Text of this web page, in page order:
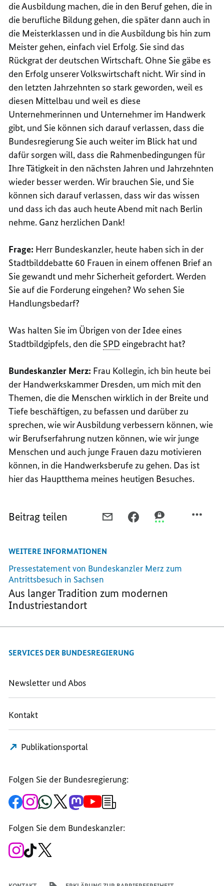
die Ausbildung machen, die in den Beruf gehen, die in
die berufliche Bildung gehen, die später dann auch in
die Meisterklassen und in die Ausbildung bis hin zum
Meister gehen, einfach viel Erfolg. Sie sind das
Rückgrat der deutschen Wirtschaft. Ohne Sie gäbe es
den Erfolg unserer Volkswirtschaft nicht. Wir sind in
den letzten Jahrzehnten so stark geworden, weil es
diesen Mittelbau und weil es diese
Unternehmerinnen und Unternehmer im Handwerk
gibt, und Sie können sich darauf verlassen, dass die
Bundesregierung Sie auch weiter im Blick hat und
dafür sorgen will, dass die Rahmenbedingungen für
Ihre Tätigkeit in den nächsten Jahren und Jahrzehnten
wieder besser werden. Wir brauchen Sie, und Sie
können sich darauf verlassen, dass wir das wissen
und dass ich das auch heute Abend mit nach Berlin
nehme. Ganz herzlichen Dank!
Frage: Herr Bundeskanzler, heute haben sich in der
Stadtbilddebatte 60 Frauen in einem offenen Brief an
Sie gewandt und mehr Sicherheit gefordert. Werden
Sie auf die Forderung eingehen? Wo sehen Sie
Handlungsbedarf?
Was halten Sie im Übrigen von der Idee eines
Stadtbildgipfels, den die SPD eingebracht hat?
Bundeskanzler Merz: Frau Kollegin, ich bin heute bei
der Handwerkskammer Dresden, um mich mit den
Themen, die die Menschen wirklich in der Breite und
Tiefe beschäftigen, zu befassen und darüber zu
sprechen, wie wir Ausbildung verbessern können, wie
wir Berufserfahrung nutzen können, wie wir junge
Menschen und auch junge Frauen dazu motivieren
können, in die Handwerksberufe zu gehen. Das ist
hier das Hauptthema meines heutigen Besuches.
Beitrag teilen
HANDWERK
ARBEITGEBER,
DIE
ALS
AUSBILDER
WEITERE INFORMATIONEN
Pressestatement von Bundeskanzler Merz zum
Antrittsbesuch in Sachsen
Aus langer Tradition zum modernen
Industriestandort
SERVICES DER BUNDESREGIERUNG
Newsletter und Abos
Kontakt
Publikationsportal
Folgen Sie der Bundesregierung:
Zur
Facebook-
Bundesregierung
Zum
Instagram-
Bundesregierung
Zum
WhatsApp-
Bundesregierung
Zum
X-
Regierungssprechers
Zum
Mastodon-
Bundesregierung
Zum
YouTube-
Bundesregierung
Anmeldung
Folgen Sie dem Bundeskanzler:
Zum
Instagram-
Zum
TikTok-